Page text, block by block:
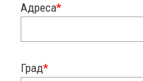
Адреса*
Град*